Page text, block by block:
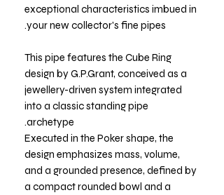
exceptional characteristics imbued in
your new collector's fine pipes.
This pipe features the Cube Ring
design by G.P.Grant, conceived as a
jewellery-driven system integrated
into a classic standing pipe
archetype.
Executed in the Poker shape, the
design emphasizes mass, volume,
and a grounded presence, defined by
a compact rounded bowl and a